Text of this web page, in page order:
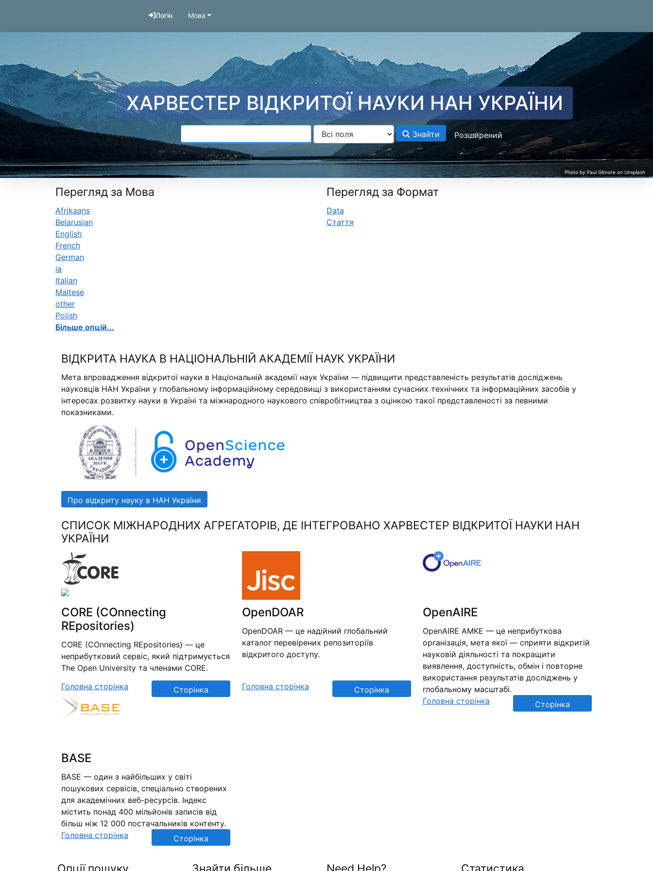
Логін
Мова
ХАРВЕСТЕР ВІДКРИТОЇ НАУКИ НАН УКРАЇНИ
Знайти Розширений
Перегляд за Мова
Afrikaans
Belarusian
English
French
German
ia
Italian
Maltese
other
Polish
Більше опцій...
Перегляд за Формат
Data
Стаття
ВІДКРИТА НАУКА В НАЦІОНАЛЬНІЙ АКАДЕМІЇ НАУК УКРАЇНИ
Мета впровадження відкритої науки в Національній академії наук України — підвищити представленість результатів досліджень
науковців НАН України у глобальному інформаційному середовищі з використанням сучасних технічних та інформаційних засобів у
інтересах розвитку науки в Україні та міжнародного наукового співробітництва з оцінкою такої представленості за певними
показниками.
Про відкриту науку в НАН України
СПИСОК МІЖНАРОДНИХ АГРЕГАТОРІВ, ДЕ ІНТЕГРОВАНО ХАРВЕСТЕР ВІДКРИТОЇ НАУКИ НАН
УКРАЇНИ
CORE (COnnecting
REpositories)
CORE (COnnecting REpositories) — це
неприбутковий сервіс, який підтримується
The Open University та членами CORE.
Головна сторінка
Сторінка
OpenDOAR
OpenDOAR — це надійний глобальний
каталог перевірених репозиторіїв
відкритого доступу.
Головна сторінка
Сторінка
OpenAIRE
OpenAIRE AMKE — це неприбуткова
організація, мета якої — сприяти відкритій
науковій діяльності та покращити
виявлення, доступність, обмін і повторне
використання результатів досліджень у
глобальному масштабі.
Головна сторінка
Сторінка
BASE
BASE — один з найбільших у світі
пошукових сервісів, спеціально створених
для академічних веб-ресурсів. Індекс
містить понад 400 мільйонів записів від
більш ніж 12 000 постачальників контенту.
Головна сторінка
Сторінка